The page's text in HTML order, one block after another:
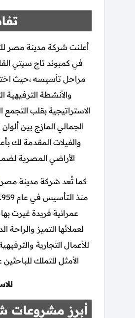
أعلنت شركة مدينة مصر
في كمبوند تاج سيتي
والأنشطة الترفيهية
الاستراتيجية بقلب
الجمالي المازج بين
والفيلات المقدمة لك
الأراضي المصرية
كما تُعد شركة مدينة مصر
عمرانية فريدة غيرت
لعملائها التميز
للأعمال التجارية
الأمثل للتملك
أبرز مشروعات